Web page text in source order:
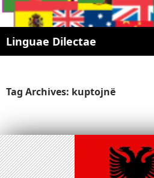
Linguae Dilectae
SKIP
Tag Archives: kuptojnë